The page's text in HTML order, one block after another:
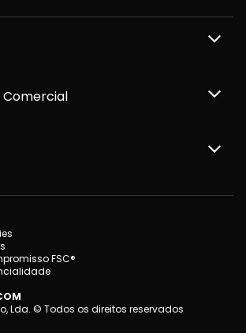
FSC®
Lda. © Todos os direitos reservados